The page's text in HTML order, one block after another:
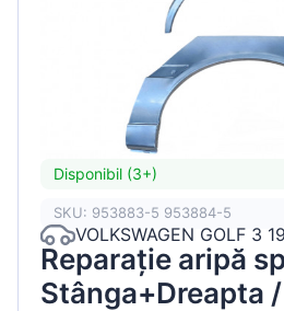
Disponibil (3+)
SKU: 953883-5 953884-5
VOLKSWAGEN GOLF 3
Reparație aripă
Stânga+Dreapta